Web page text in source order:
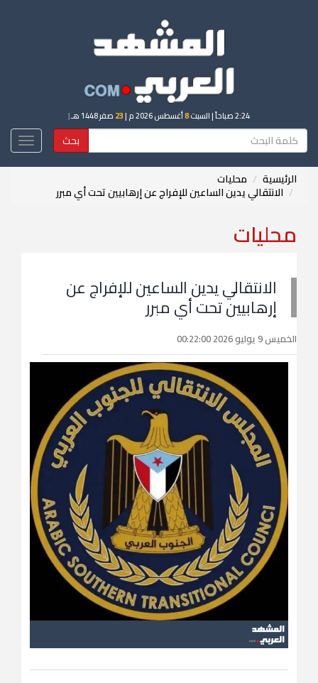
2:24 صباحاً | السبت8أغسطس 2026 م | 23 صفر 1448 هـ |
بحث
الرئيسية محليات
الانتقالي يدين الساعين للإفراج عن إرهابيين تحت أي مبرر
محليات
الانتقالي يدين الساعين للإفراج عن
إرهابيين تحت أي مبرر
الخميس 9 يوليو 2026 00:22:00